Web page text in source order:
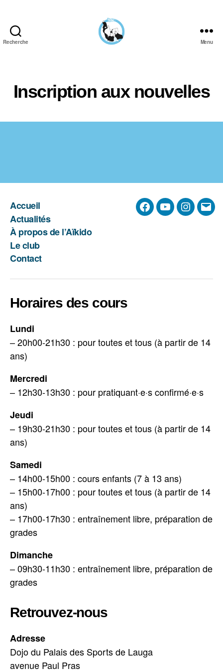
Recherche Menu
Inscription aux nouvelles
Accueil
Actualités
À propos de l’Aïkido
Le club
Contact
FacebookYouTube E-
Horaires des cours
Lundi
– 20h00-21h30 : pour toutes et tous (à partir de 14
ans)
Mercredi
– 12h30-13h30 : pour pratiquant·e·s confirmé·e·s
Jeudi
– 19h30-21h30 : pour toutes et tous (à partir de 14
ans)
Samedi
– 14h00-15h00 : cours enfants (7 à 13 ans)
– 15h00-17h00 : pour toutes et tous (à partir de 14
ans)
– 17h00-17h30 : entraînement libre, préparation de
grades
Dimanche
– 09h30-11h30 : entraînement libre, préparation de
grades
Retrouvez-nous
Adresse
Dojo du Palais des Sports de Lauga
avenue Paul Pras